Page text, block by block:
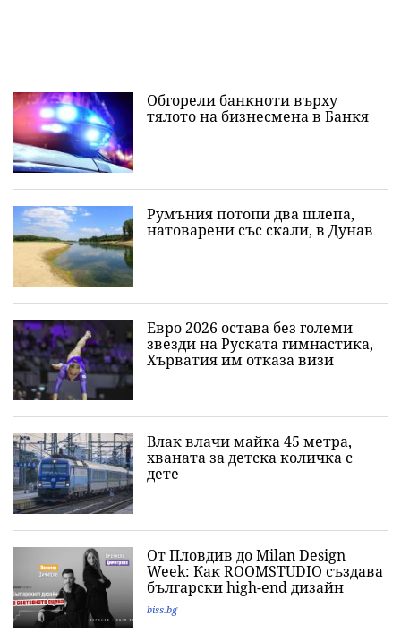
Обгорели банкноти върху
тялото на бизнесмена в Банкя
Румъния потопи два шлепа,
натоварени със скали, в Дунав
Евро 2026 остава без големи
звезди на Руската гимнастика,
Хърватия им отказа визи
Влак влачи майка 45 метра,
хваната за детска количка с
дете
От Пловдив до Milan Design
Week: Как ROOMSTUDIO създава
български high-end дизайн
biss.bg